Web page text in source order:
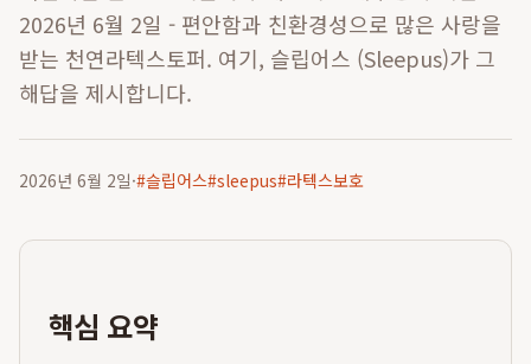
2026년 6월 2일 - 편안함과 친환경성으로 많은 사랑을
받는 천연라텍스토퍼. 여기, 슬립어스 (Sleepus)가 그
해답을 제시합니다.
2026년 6월 2일·#슬립어스#sleepus#라텍스보호
핵심 요약